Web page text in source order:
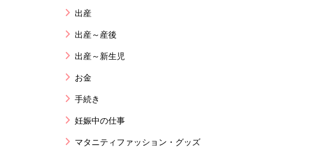
出産
出産～産後
出産～新生児
お金
手続き
妊娠中の仕事
マタニティファッション・グッズ